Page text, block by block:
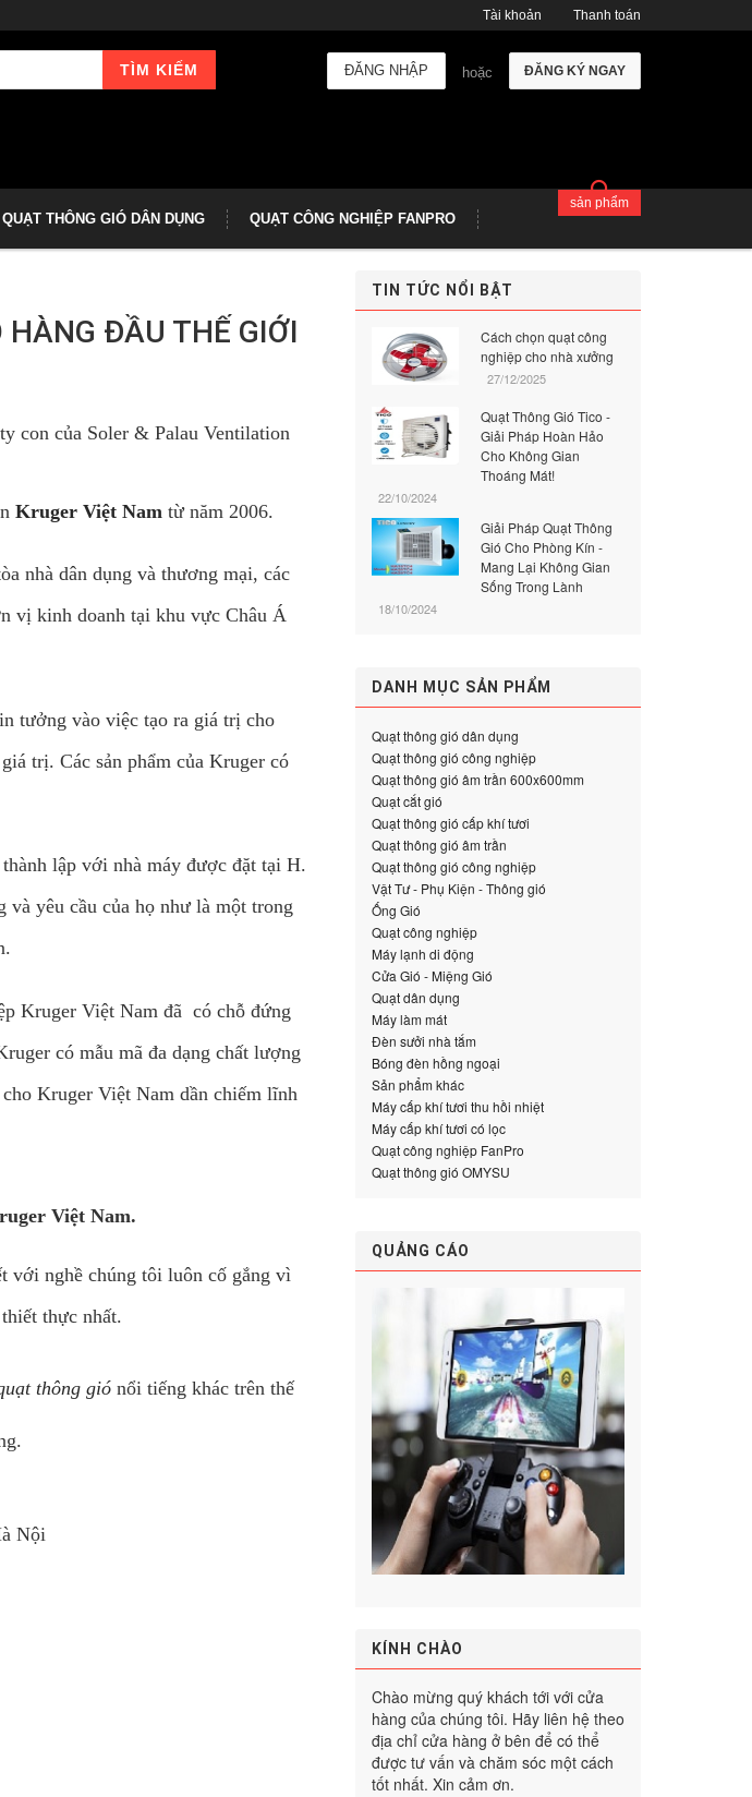
Tài khoản Thanh toán
TÌM KIẾM ĐĂNG KÝ NGAY
hoặc
ĐĂNG NHẬP
QUẠT THÔNG GIÓ DÂN DỤNG QUẠT CÔNG NGHIỆP FANPRO
sản phẩm
HÀNG ĐẦU THẾ GIỚI
con của Soler & Palau Ventilation
Kruger Việt Nam từ năm 2006.
nhà dân dụng và thương mại, các
vị kinh doanh tại khu vực Châu Á
tưởng vào việc tạo ra giá trị cho
trị. Các sản phẩm của Kruger có
lập với nhà máy được đặt tại H.
và yêu cầu của họ như là một trong
Kruger Việt Nam đã có chỗ đứng
có mẫu mã đa dạng chất lượng
Kruger Việt Nam dần chiếm lĩnh
Việt Nam.
với nghề chúng tôi luôn cố gắng vì
thực nhất.
thông gió nổi tiếng khác trên thế
Nội
TIN TỨC NỔI BẬT
Cách chọn quạt công
nghiệp cho nhà xưởng
27/12/2025
Quạt Thông Gió Tico -
Giải Pháp Hoàn Hảo
Cho Không Gian
Thoáng Mát!
22/10/2024
Giải Pháp Quạt Thông
Gió Cho Phòng Kín -
Mang Lại Không Gian
Sống Trong Lành
18/10/2024
DANH MỤC SẢN PHẨM
Quạt thông gió dân dụng
Quạt thông gió công nghiệp
Quạt thông gió âm trần 600x600mm
Quạt cắt gió
Quạt thông gió cấp khí tươi
Quạt thông gió âm trần
Quạt thông gió công nghiệp
Vật Tư - Phụ Kiện - Thông gió
Ống Gió
Quạt công nghiệp
Máy lạnh di động
Cửa Gió - Miệng Gió
Quạt dân dụng
Máy làm mát
Đèn sưởi nhà tắm
Bóng đèn hồng ngoại
Sản phẩm khác
Máy cấp khí tươi thu hồi nhiệt
Máy cấp khí tươi có lọc
Quạt công nghiệp FanPro
Quạt thông gió OMYSU
QUẢNG CÁO
KÍNH CHÀO
Chào mừng quý khách tới với cửa
hàng của chúng tôi. Hãy liên hệ theo
địa chỉ cửa hàng ở bên để có thể
được tư vấn và chăm sóc một cách
tốt nhất. Xin cảm ơn.